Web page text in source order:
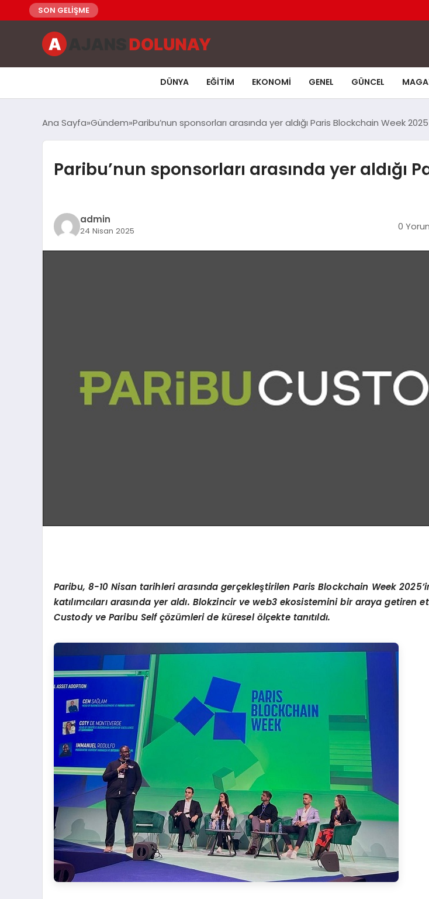
SON GELİŞME
DÜNYA EĞITIM EKONOMI GENEL GÜNCEL
Ana Sayfa Gündem Paribu’nun sponsorları arasında yer aldığı Paris Blockchain Week
Paribu’nun sponsorları arasında yer aldığı
admin
24 Nisan 2025 0
Paribu, 8-10 Nisan tarihleri arasında gerçekleştirilen Paris Blockchain Week 2025’
katılımcıları arasında yer aldı. Blokzincir ve web3 ekosistemini bir araya getiren
Custody ve Paribu Self çözümleri de küreselölçekte tanıtıldı.